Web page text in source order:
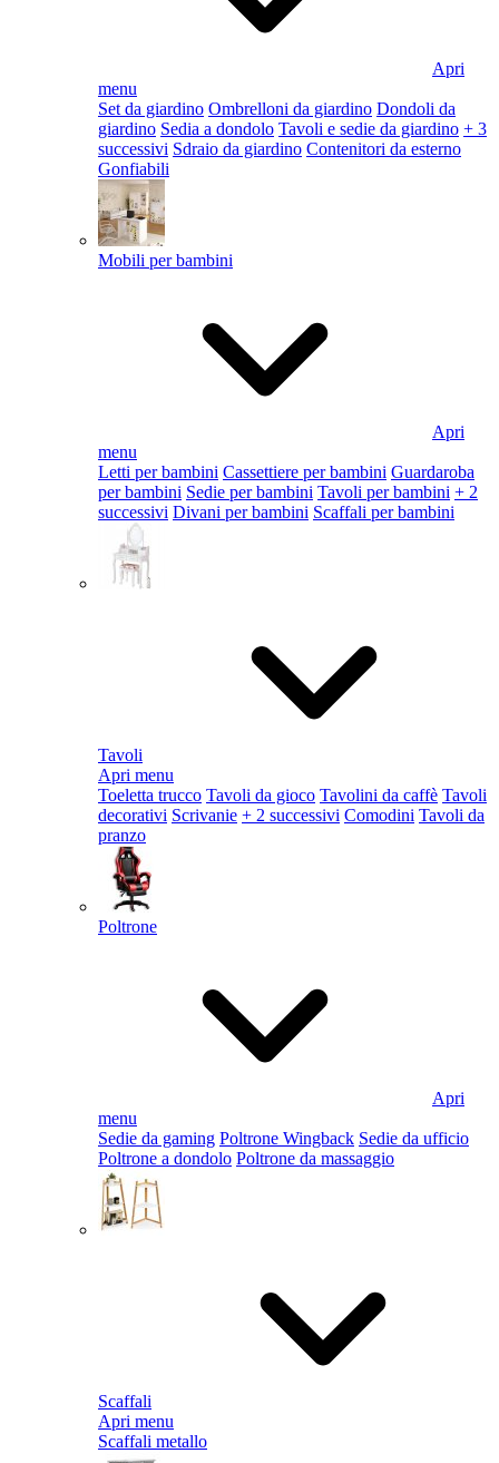
Apri
menu
Set da giardino Ombrelloni da giardino Dondoli da
giardino Sedia a dondolo Tavoli e sedie da giardino + 3
successivi Sdraio da giardino Contenitori da esterno
Gonfiabili
Mobili per bambini
Apri
menu
Letti per bambini Cassettiere per bambini Guardaroba
per bambini Sedie per bambini Tavoli per bambini + 2
successivi Divani per bambini Scaffali per bambini
Tavoli
Apri menu
Toeletta trucco Tavoli da gioco Tavolini da caffè Tavoli
decorativi Scrivanie + 2 successivi Comodini Tavoli da
pranzo
Poltrone
Apri
menu
Sedie da gaming Poltrone Wingback Sedie da ufficio
Poltrone a dondolo Poltrone da massaggio
Scaffali
Apri menu
Scaffali metallo